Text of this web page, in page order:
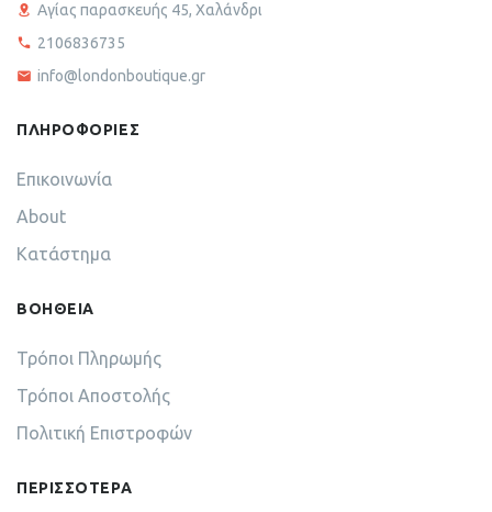
Αγίας παρασκευής 45, Χαλάνδρι
2106836735
info@londonboutique.gr
ΠΛΗΡΟΦΟΡΙΕΣ
Επικοινωνία
About
Κατάστημα
ΒΟΗΘΕΙΑ
Τρόποι Πληρωμής
Τρόποι Αποστολής
Πολιτική Επιστροφών
ΠΕΡΙΣΣΟΤΕΡΑ